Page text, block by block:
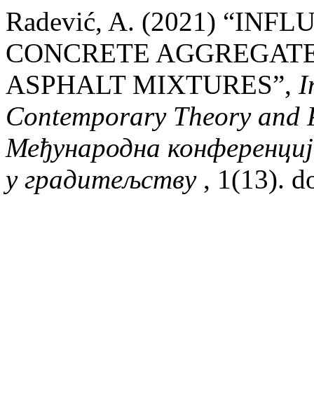
Radević, A. (2021)
CONCRETE
ASPHALT MIXTURES”,
Contemporary Theory
Међународна
у градитељству , 1(13).